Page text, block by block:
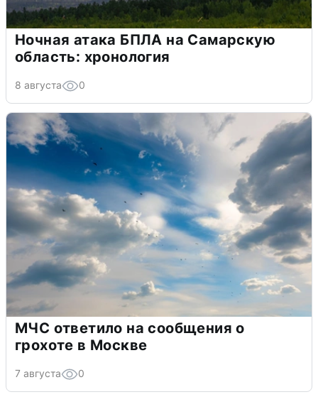
Ночная атака БПЛА на Самарскую
область: хронология
8 августа 0
МЧС ответило на сообщения о
грохоте в Москве
7 августа 0